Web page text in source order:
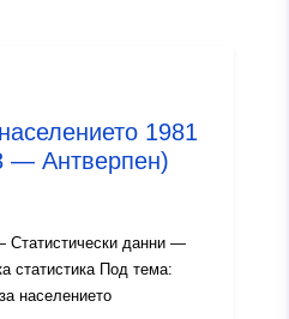
https://statbel.fgov.be/de
statbel.fgov.be/en
February 2024
1981
— Антверпен)
данни —
статистика Под тема:
населението